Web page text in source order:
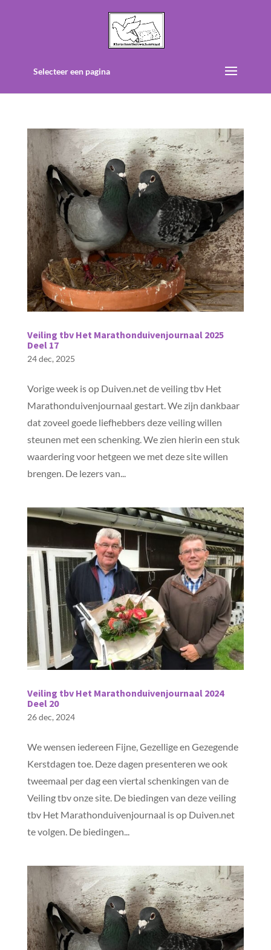
Selecteer een pagina
Veiling tbv Het Marathonduivenjournaal 2025
Deel 17
24 dec, 2025
Vorige week is op Duiven.net de veiling tbv Het
Marathonduivenjournaal gestart. We zijn dankbaar
dat zoveel goede liefhebbers deze veiling willen
steunen met een schenking. We zien hierin een stuk
waardering voor hetgeen we met deze site willen
brengen. De lezers van...
Veiling tbv Het Marathonduivenjournaal 2024
Deel 20
26 dec, 2024
We wensen iedereen Fijne, Gezellige en Gezegende
Kerstdagen toe. Deze dagen presenteren we ook
tweemaal per dag een viertal schenkingen van de
Veiling tbv onze site. De biedingen van deze veiling
tbv Het Marathonduivenjournaal is op Duiven.net
te volgen. De biedingen...